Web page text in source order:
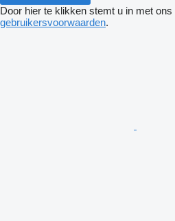
Door hier te klikken stemt u in met ons
gebruikersvoorwaarden.